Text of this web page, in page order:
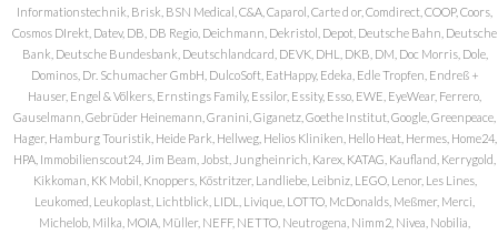
Informationstechnik, Brisk, BSN Medical, C&A, Caparol, Carte d or, Comdirect, COOP, Coors,
Cosmos DIrekt, Datev, DB, DB Regio, Deichmann, Dekristol, Depot, Deutsche Bahn, Deutsche
Bank, Deutsche Bundesbank, Deutschlandcard, DEVK, DHL, DKB, DM, Doc Morris, Dole,
Dominos, Dr. Schumacher GmbH, DulcoSoft, EatHappy, Edeka, Edle Tropfen, Endreß +
Hauser, Engel & Völkers, Ernstings Family, Essilor, Essity, Esso, EWE, EyeWear, Ferrero,
Gauselmann, Gebrüder Heinemann, Granini, Giganetz, Goethe Institut, Google, Greenpeace,
Hager, Hamburg Touristik, Heide Park, Hellweg, Helios Kliniken, Hello Heat, Hermes, Home24,
HPA, Immobilienscout24, Jim Beam, Jobst, Jungheinrich, Karex, KATAG, Kaufland, Kerrygold,
Kikkoman, KK Mobil, Knoppers, Köstritzer, Landliebe, Leibniz, LEGO, Lenor, Les Lines,
Leukomed, Leukoplast, Lichtblick, LIDL, Livique, LOTTO, McDonalds, Meßmer, Merci,
Michelob, Milka, MOIA, Müller, NEFF, NETTO, Neutrogena, Nimm2, Nivea, Nobilia,